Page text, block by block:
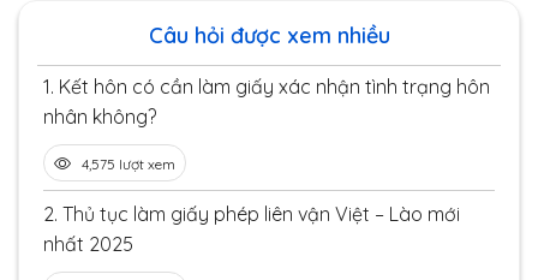
Câu hỏi được xem nhiều
1. Kết hôn có cần làm giấy xác nhận tình trạng hôn
nhân không?
4,575 lượt xem
2. Thủ tục làm giấy phép liên vận Việt – Lào mới
nhất 2025